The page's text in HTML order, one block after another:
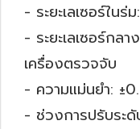
- ระยะเลเซอร์ในร่
- ระยะเลเซอร์ก
เครื่องตรวจจับ
- ความแม่นยำ:
- ช่วงการปรับระดั